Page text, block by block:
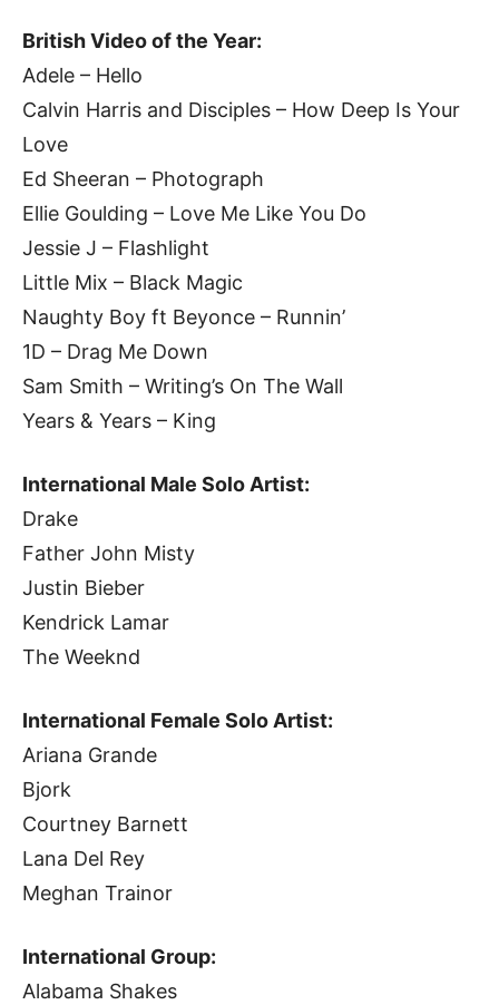
British Video of the Year:
Adele – Hello
Calvin Harris and Disciples – How Deep Is Your
Love
Ed Sheeran – Photograph
Ellie Goulding – Love Me Like You Do
Jessie J – Flashlight
Little Mix – Black Magic
Naughty Boy ft Beyonce – Runnin’
1D – Drag Me Down
Sam Smith – Writing’s On The Wall
Years & Years – King
International Male Solo Artist:
Drake
Father John Misty
Justin Bieber
Kendrick Lamar
The Weeknd
International Female Solo Artist:
Ariana Grande
Bjork
Courtney Barnett
Lana Del Rey
Meghan Trainor
International Group:
Alabama Shakes